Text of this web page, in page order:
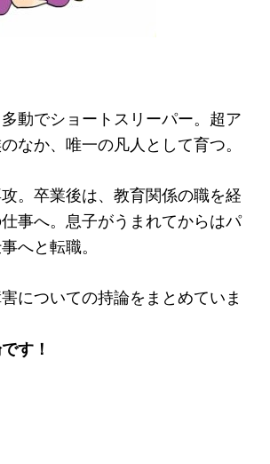
動でショートスリーパー。超ア
なか、唯一の凡人として育つ。
。卒業後は、教育関係の職を経
事へ。息子がうまれてからはパ
へと転職。
についての持論をまとめていま
す！